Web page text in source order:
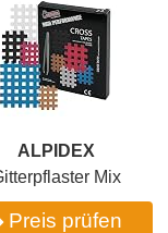
ALPIDEX
Mix
Preis prüfen